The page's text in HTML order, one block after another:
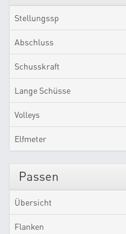
Stellungssp
Abschluss
Schusskraft
Lange Schüsse
Volleys
Elfmeter
Passen
Übersicht
Flanken